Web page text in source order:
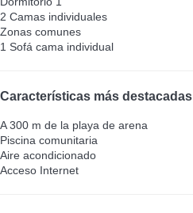
2 Camas individuales
Zonas comunes
1 Sofá cama individual
Características más destacadas
A 300 m de la playa de arena
Piscina comunitaria
Aire acondicionado
Acceso Internet